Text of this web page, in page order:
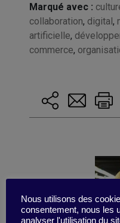
Marqué avec :
collaboration, digital,
artificielle,
commerce,
Nous utilisons des
consentement, nous les
analyser l'utilisation du